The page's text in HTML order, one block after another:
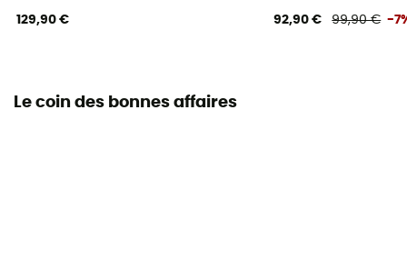
129,90 € 92,90 € 99,90 € -
Le coin des bonnes affaires